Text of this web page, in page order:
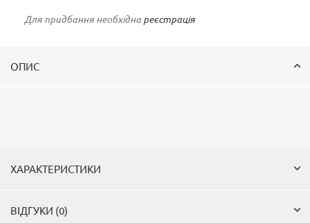
Для придбання необхідна реєстрація
ОПИС
ХАРАКТЕРИСТИКИ
ВІДГУКИ (0)